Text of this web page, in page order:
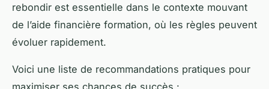
rebondir est essentielle dans le contexte mouvant
de l’aide financière formation, où les règles peuvent
évoluer rapidement.
Voici une liste de recommandations pratiques pour
maximiser ses chances de succès :